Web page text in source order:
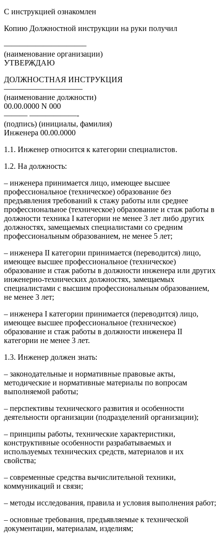
С инструкцией ознакомлен
Копию Должностной инструкции на руки получил
——————————–
(наименование организации)
УТВЕРЖДАЮ
ДОЛЖНОСТНАЯ ИНСТРУКЦИЯ
——————————
(наименование должности)
00.00.0000 N 000
——— ——————-
(подпись) (инициалы, фамилия)
Инженера 00.00.0000
1.1. Инженер относится к категории специалистов.
1.2. На должность:
– инженера принимается лицо, имеющее высшее
профессиональное (техническое) образование без
предъявления требований к стажу работы или среднее
профессиональное (техническое) образование и стаж работы в
должности техника I категории не менее 3 лет либо других
должностях, замещаемых специалистами со средним
профессиональным образованием, не менее 5 лет;
– инженера II категории принимается (переводится) лицо,
имеющее высшее профессиональное (техническое)
образование и стаж работы в должности инженера или других
инженерно-технических должностях, замещаемых
специалистами с высшим профессиональным образованием,
не менее 3 лет;
– инженера I категории принимается (переводится) лицо,
имеющее высшее профессиональное (техническое)
образование и стаж работы в должности инженера II
категории не менее 3 лет.
1.3. Инженер должен знать:
– законодательные и нормативные правовые акты,
методические и нормативные материалы по вопросам
выполняемой работы;
– перспективы технического развития и особенности
деятельности организации (подразделений организации);
– принципы работы, технические характеристики,
конструктивные особенности разрабатываемых и
используемых технических средств, материалов и их
свойства;
– современные средства вычислительной техники,
коммуникаций и связи;
– методы исследования, правила и условия выполнения работ;
– основные требования, предъявляемые к технической
документации, материалам, изделиям;